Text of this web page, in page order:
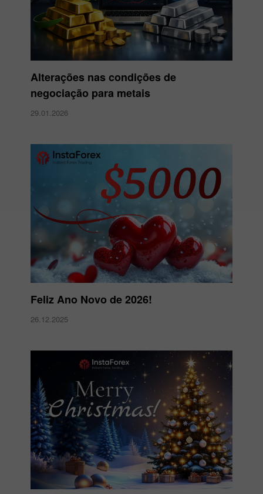
Alterações nas condições de
negociação para metais
29.01.2026
Feliz Ano Novo de 2026!
26.12.2025